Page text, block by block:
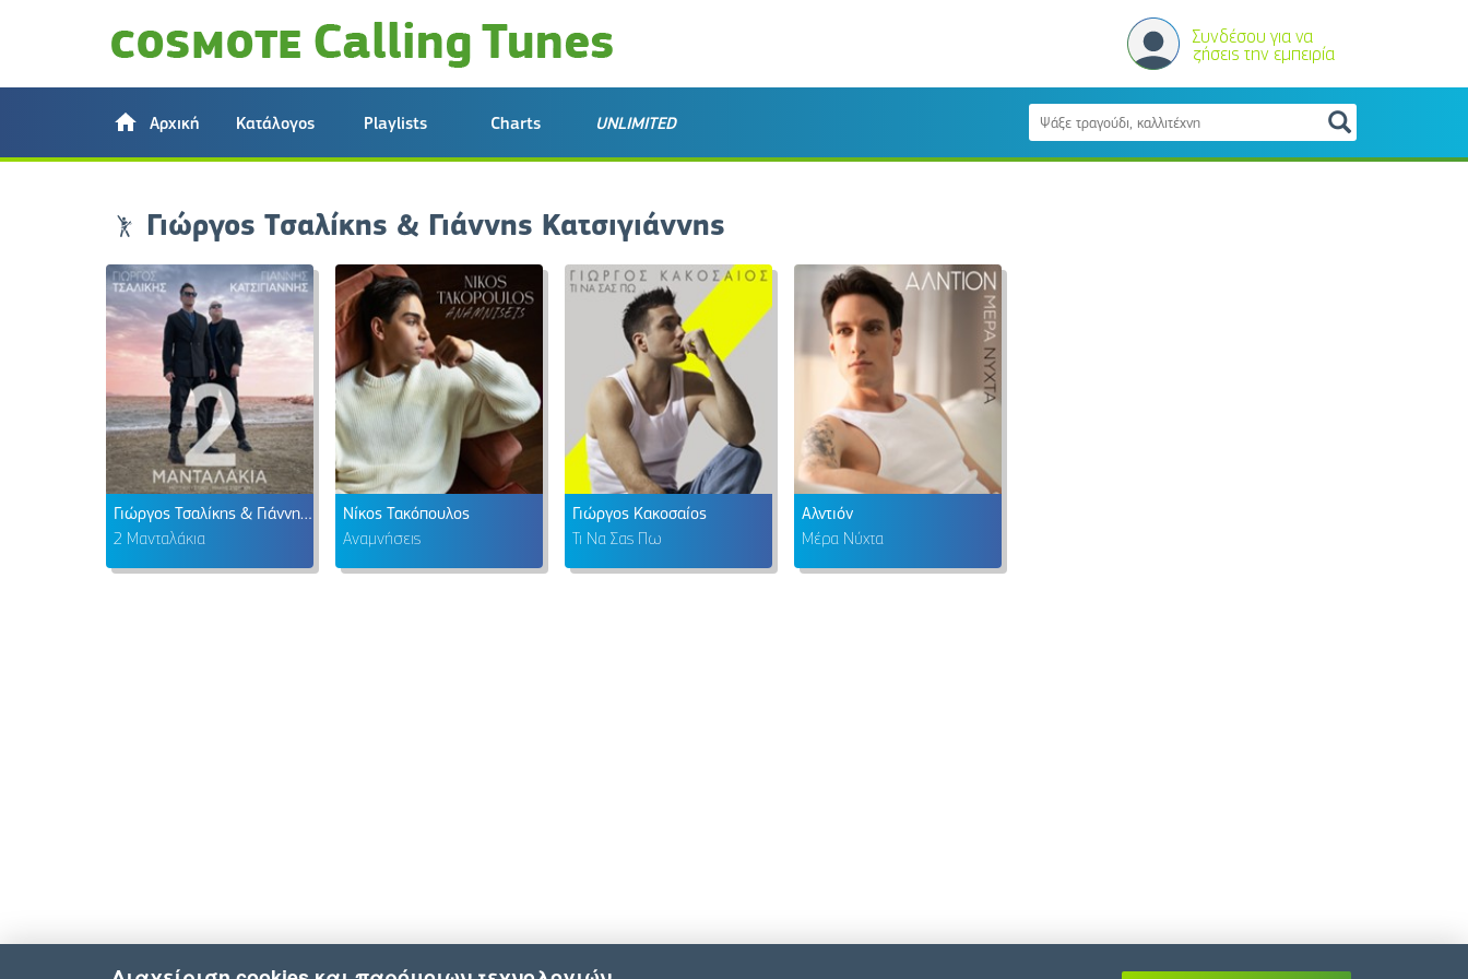
Συνδέσου για να
ζήσεις την εμπειρία
Αρχική Κατάλογος Playlists Charts UNLIMITED
Γιώργος Τσαλίκης & Γιάννης Κατσιγιάννης
Γιώργος Τσαλίκης & Γιάννης Κατσιγιάννης
2 Μανταλάκια
Νίκος Τακόπουλος
Αναμνήσεις
Γιώργος Κακοσαίος
Τι Να Σας Πω
Αλντιόν
Μέρα Νύχτα